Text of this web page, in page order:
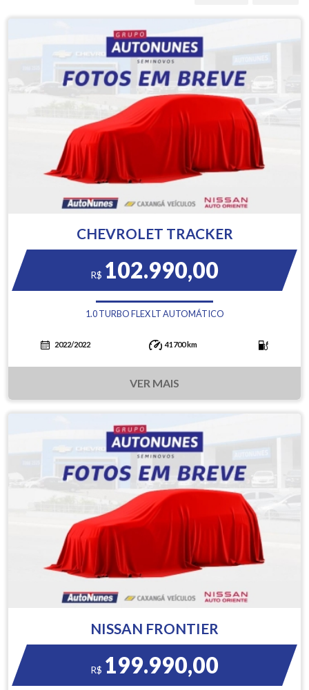
CHEVROLET TRACKER
R$ 102.990,00
1.0 TURBO FLEX LT AUTOMÁTICO
2022/2022 41700 km
VER MAIS
NISSAN FRONTIER
R$ 199.990,00